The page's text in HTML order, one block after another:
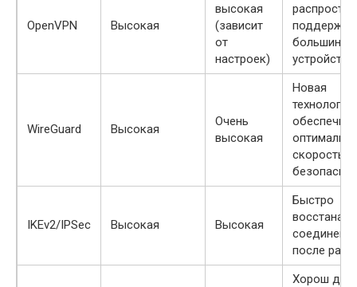
OpenVPN Высокая
высокая
(зависит
от
настроек)
устройств
WireGuard Высокая
Очень
высокая
Новая
технология,
скорость и
IKEv2/IPSec Высокая Высокая
Быстро
после
Хорош для